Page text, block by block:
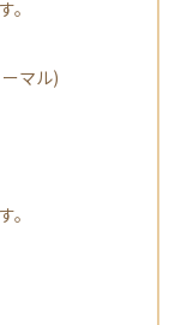
マル)